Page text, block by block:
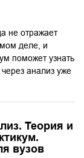
не отражает
деле, и
поможет узнать
анализ уже
Теория и
вузов